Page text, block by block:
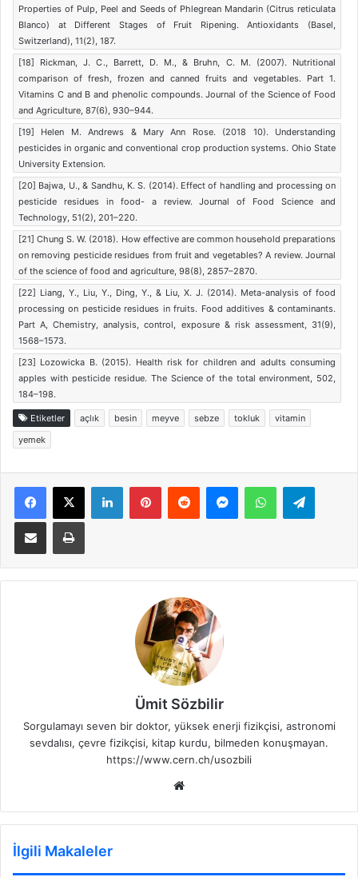
Properties of Pulp, Peel and Seeds of Phlegrean Mandarin (Citrus reticulata
Blanco) at Different Stages of Fruit Ripening. Antioxidants (Basel,
Switzerland), 11(2), 187.
[18] Rickman, J. C., Barrett, D. M., & Bruhn, C. M. (2007). Nutritional
comparison of fresh, frozen and canned fruits and vegetables. Part 1.
Vitamins C and B and phenolic compounds. Journal of the Science of Food
and Agriculture, 87(6), 930–944.
[19] Helen M. Andrews & Mary Ann Rose. (2018 10). Understanding
pesticides in organic and conventional crop production systems. Ohio State
University Extension.
[20] Bajwa, U., & Sandhu, K. S. (2014). Effect of handling and processing on
pesticide residues in food- a review. Journal of Food Science and
Technology, 51(2), 201–220.
[21] Chung S. W. (2018). How effective are common household preparations
on removing pesticide residues from fruit and vegetables? A review. Journal
of the science of food and agriculture, 98(8), 2857–2870.
[22] Liang, Y., Liu, Y., Ding, Y., & Liu, X. J. (2014). Meta-analysis of food
processing on pesticide residues in fruits. Food additives & contaminants.
Part A, Chemistry, analysis, control, exposure & risk assessment, 31(9),
1568–1573.
[23] Lozowicka B. (2015). Health risk for children and adults consuming
apples with pesticide residue. The Science of the total environment, 502,
184–198.
Etiketler açlık besin meyve sebze tokluk
vitamin
yemek
Facebook
X LinkedInPinterestReddit MessengerWhatsApp
E-Posta ile paylaş Yazdır
Ümit Sözbilir
Sorgulamayı seven bir doktor, yüksek enerji fizikçisi, astronomi
sevdalısı, çevre fizikçisi, kitap kurdu, bilmeden konuşmayan.
https://www.cern.ch/usozbili
İlgili Makaleler